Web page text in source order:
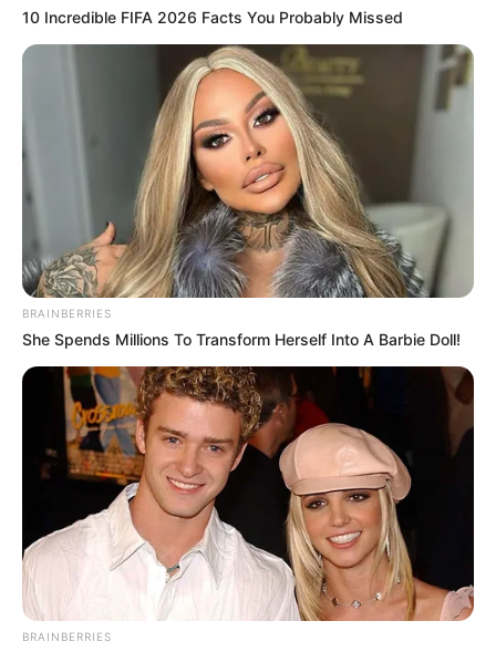
10 Incredible FIFA 2026 Facts You Probably Missed
BRAINBERRIES
She Spends Millions To Transform Herself Into A Barbie Doll!
BRAINBERRIES